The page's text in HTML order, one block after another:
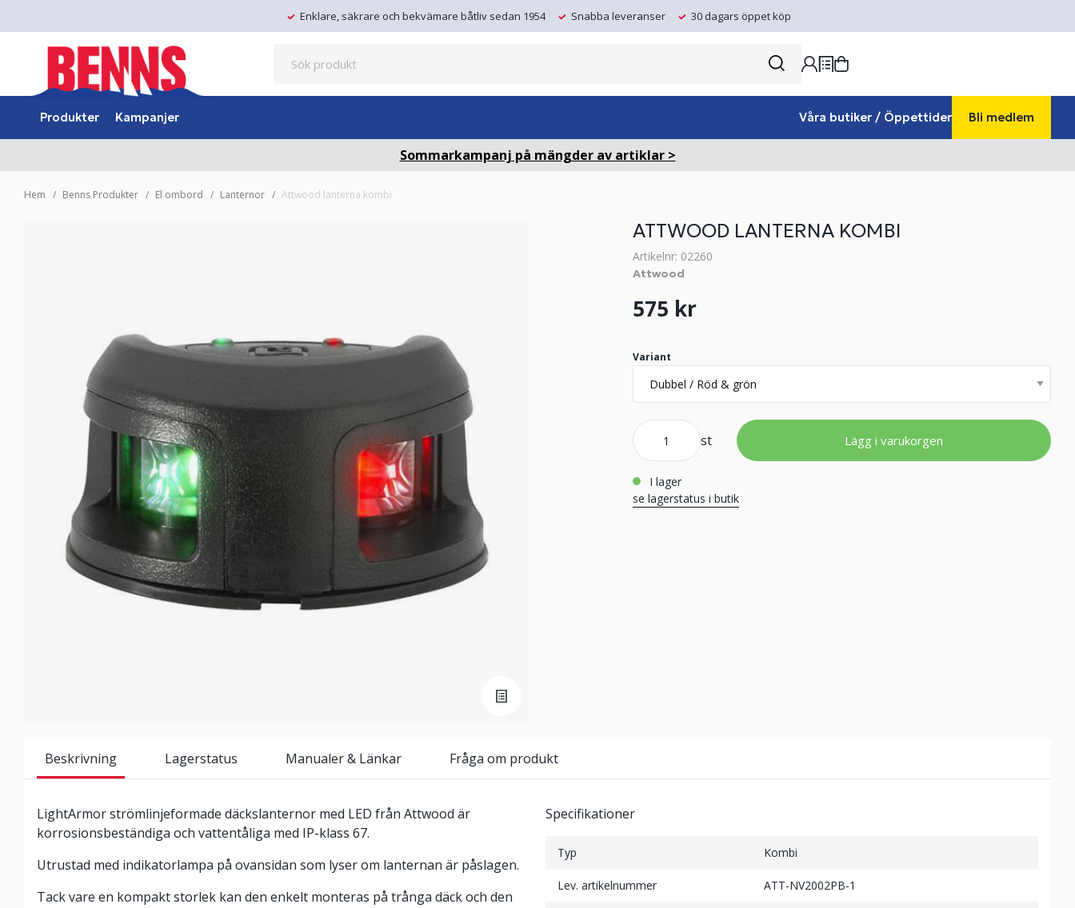
Enklare, säkrare och bekvämare båtliv sedan 1954 Snabba leveranser 30 dagars öppet köp
Produkter Kampanjer Våra butiker / Öppettider Bli medlem
Sommarkampanj på mängder av artiklar >
Hem Benns Produkter El ombord Lanternor Attwood lanterna kombi
ATTWOOD LANTERNA KOMBI
Artikelnr: 02260
Attwood
575 kr
Variant
st Lägg i varukorgen
i lager
se lagerstatus i butik
Beskrivning Lagerstatus Manualer & Länkar Fråga om produkt
LightArmor strömlinjeformade däckslanternor med LED från Attwood är
korrosionsbeständiga och vattentåliga med IP-klass 67.
Utrustad med indikatorlampa på ovansidan som lyser om lanternan är påslagen.
Tack vare en kompakt storlek kan den enkelt monteras på trånga däck och den
Specifikationer
Typ Kombi
Lev. artikelnummer ATT-NV2002PB-1